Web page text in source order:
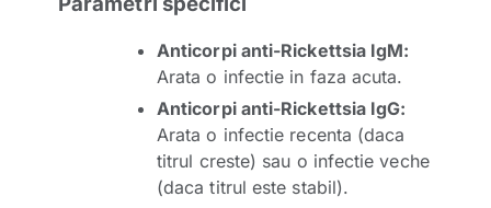
Anticorpi anti-Rickettsia IgM:
Arata o infectie in faza acuta.
Anticorpi anti-Rickettsia IgG:
Arata o infectie recenta (daca
titrul creste) sau o infectie veche
(daca titrul este stabil).